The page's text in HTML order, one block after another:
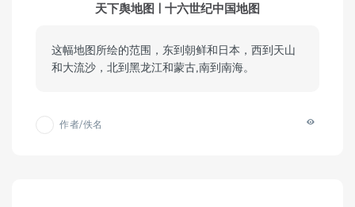
天下舆地图 | 十六世纪中国地图
这幅地图所绘的范围，东到朝鲜和日本，西到天山
和大流沙，北到黑龙江和蒙古,南到南海。
作者/佚名